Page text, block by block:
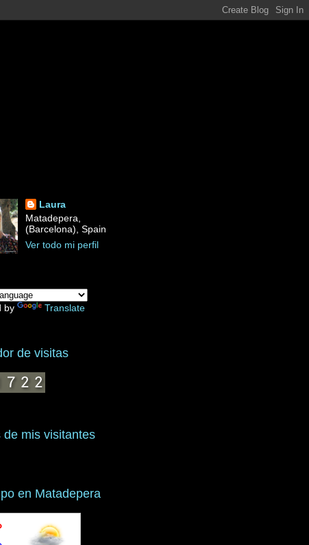
Laura
Matadepera,
(Barcelona), Spain
Ver todo mi perfil
by Translate
de visitas
de mis visitantes
en Matadepera